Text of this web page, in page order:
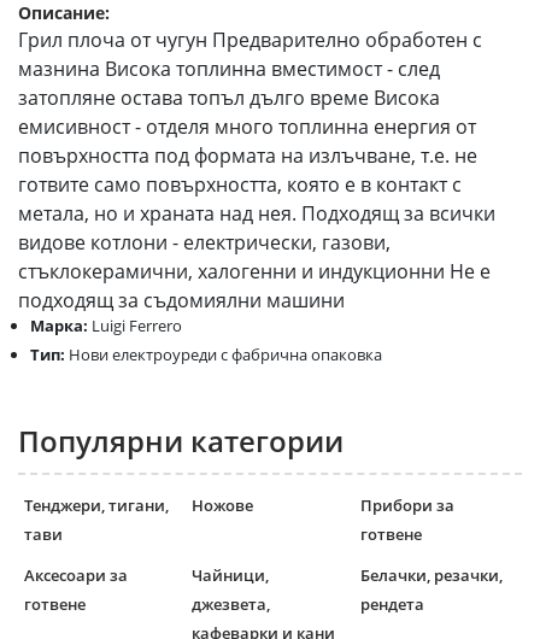
Описание:
Грил плоча от чугун Предварително обработен с
мазнина Висока топлинна вместимост - след
затопляне остава топъл дълго време Висока
емисивност - отделя много топлинна енергия от
повърхността под формата на излъчване, т.е. не
готвите само повърхността, която е в контакт с
метала, но и храната над нея. Подходящ за всички
видове котлони - електрически, газови,
стъклокерамични, халогенни и индукционни Не е
подходящ за съдомиялни машини
Марка: Luigi Ferrero
Тип: Нови електроуреди с фабрична опаковка
Популярни категории
Тенджери, тигани,
тави
Ножове
Прибори за
готвене
Аксесоари за
готвене
Чайници,
джезвета,
кафеварки и кани
Белачки, резачки,
рендета